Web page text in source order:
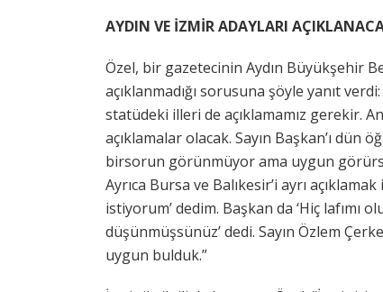
AYDIN VE İZMİR ADAYLARI
Özel, bir gazetecinin Aydın Büyükşehir
açıklanmadığı sorusuna şöyle yanıt verdi:
statüdeki illeri de açıklamamız gerekir.
açıklamalar olacak. Sayın Başkan’ı dün
birsorun görünmüyor ama uygun
Ayrıca Bursa ve Balıkesir’i ayrı
istiyorum’ dedim. Başkan da ‘Hiç lafımı
düşünmüşsünüz’ dedi. Sayın Özlem
uygun bulduk.”